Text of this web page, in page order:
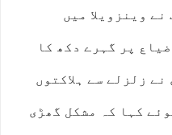
وینزویلا میں
پر گہرے دکھ کا
زلزلے سے ہلاکتوں
کہا کہ مشکل گھڑی